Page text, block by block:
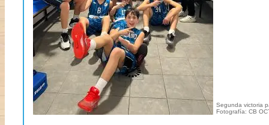
Segunda victoria
Fotografía: CB